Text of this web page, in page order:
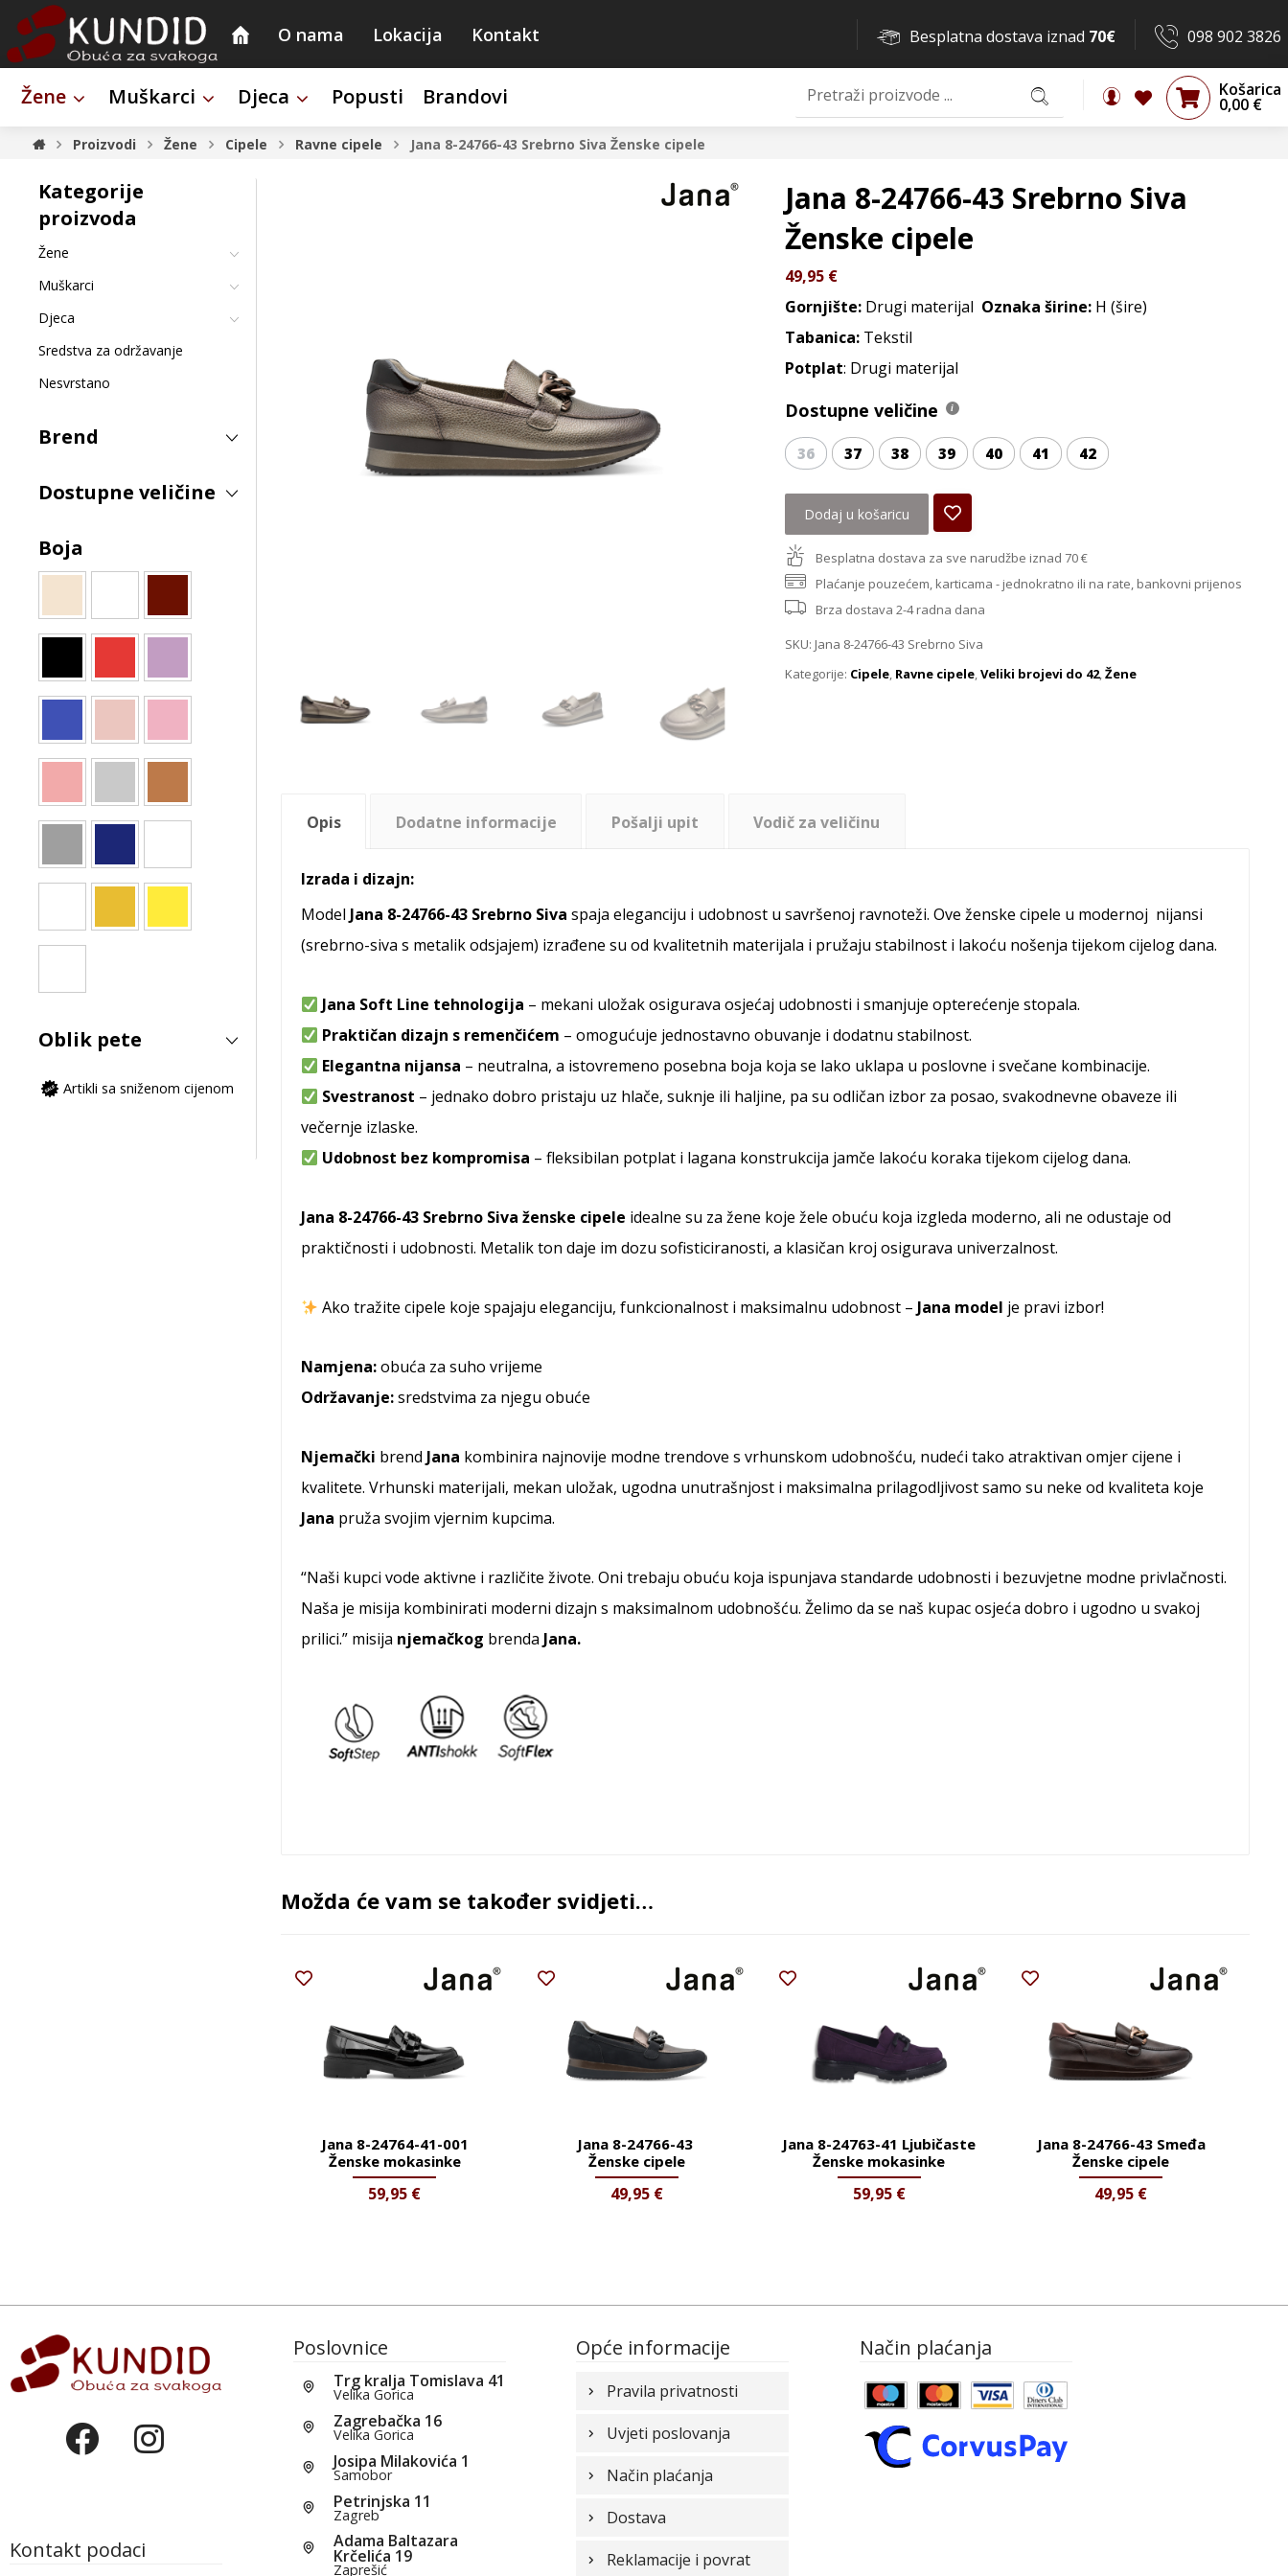
O nama Lokacija Kontakt 098 902 3826
Besplatna dostava iznad 70€
Žene Muškarci Djeca Popusti Brandovi Košarica
0,00 €
Proizvodi Žene Cipele Ravne cipele Jana 8-24766-43 Srebrno Siva Ženske cipele
Jana 8-24766-43 Srebrno Siva
Ženske cipele
49,95 €
Gornjište:Drugi materijal Oznaka širine:H (šire)
Tabanica:Tekstil
Potplat: Drugi materijal
Dostupne veličine
36 37 38 39 40 41 42
Dodaj u košaricu
Besplatna dostava za sve narudžbe iznad 70 €
Plaćanje pouzećem, karticama - jednokratno ili na rate, bankovni prijenos
Brza dostava 2-4 radna dana
SKU: Jana 8-24766-43 Srebrno Siva
Kategorije: Cipele, Ravne cipele,Veliki brojevi do 42,Žene
Opis Dodatne informacije Pošalji upit Vodič za veličinu
Izrada i dizajn:
Model Jana 8-24766-43 Srebrno Siva spaja eleganciju i udobnost u savršenoj ravnoteži. Ove ženske cipele u modernoj nijansi
(srebrno-siva s metalik odsjajem) izrađene su od kvalitetnih materijala i pružaju stabilnost i lakoću nošenja tijekom cijelog dana.
Jana Soft Line tehnologija – mekani uložak osigurava osjećaj udobnosti i smanjuje opterećenje stopala.
Praktičan dizajn s remenčićem – omogućuje jednostavno obuvanje i dodatnu stabilnost.
Elegantna nijansa – neutralna, a istovremeno posebna boja koja se lako uklapa u poslovne i svečane kombinacije.
Svestranost – jednako dobro pristaju uz hlače, suknje ili haljine, pa su odličan izbor za posao, svakodnevne obaveze ili
večernje izlaske.
Udobnost bez kompromisa – fleksibilan potplat i lagana konstrukcija jamče lakoću koraka tijekom cijelog dana.
Jana 8-24766-43 Srebrno Siva ženske cipele idealne su za žene koje žele obuću koja izgleda moderno, ali ne odustaje od
praktičnosti i udobnosti. Metalik ton daje im dozu sofisticiranosti, a klasičan kroj osigurava univerzalnost.
Ako tražite cipele koje spajaju eleganciju, funkcionalnost i maksimalnu udobnost –Jana model je pravi izbor!
Namjena:obuća za suho vrijeme
Održavanje:sredstvima za njegu obuće
Njemački brend Jana kombinira najnovije modne trendove s vrhunskom udobnošću, nudeći tako atraktivan omjer cijene i
kvalitete. Vrhunski materijali, mekan uložak, ugodna unutrašnjost i maksimalna prilagodljivost samo su neke od kvaliteta koje
Jana pruža svojim vjernim kupcima.
“Naši kupci vode aktivne i različite živote. Oni trebaju obuću koja ispunjava standarde udobnosti i bezuvjetne modne privlačnosti.
Naša je misija kombinirati moderni dizajn s maksimalnom udobnošću. Želimo da se naš kupac osjeća dobro i ugodno u svakoj
prilici.” misija njemačkog brenda Jana.
Možda će vam se također svidjeti…
Jana 8-24764-41-001
Ženske mokasinke
59,95 €
Jana 8-24766-43
Ženske cipele
49,95 €
Jana 8-24763-41 Ljubičaste
Ženske mokasinke
59,95 €
Jana 8-24766-43 Smeđa
Ženske cipele
49,95 €
Kategorije
proizvoda
Žene
Muškarci
Djeca
Sredstva za održavanje
Nesvrstano
Brend
Dostupne veličine
Boja
Oblik pete
Artikli sa sniženom cijenom
Kontakt podaci
Poslovnice
Trg kralja Tomislava 41
Velika Gorica
Zagrebačka 16
Velika Gorica
Josipa Milakovića 1
Samobor
Petrinjska 11
Zagreb
Adama Baltazara
Krčelića 19
Zaprešić
Opće informacije
Pravila privatnosti
Uvjeti poslovanja
Način plaćanja
Dostava
Reklamacije i povrat
Način plaćanja